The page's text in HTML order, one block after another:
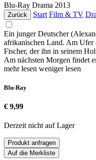
Blu-Ray Drama 2013
Zurück Start Film & TV
Ein junger Deutscher
afrikanischen Land. Am Ufer
Fischer, der ihn in seinem
Am nächsten Morgen findet
mehr lesen weniger lesen
Blu-Ray
€ 9,99
Derzeit nicht auf Lager
Produkt anfragen
Auf die Merkliste